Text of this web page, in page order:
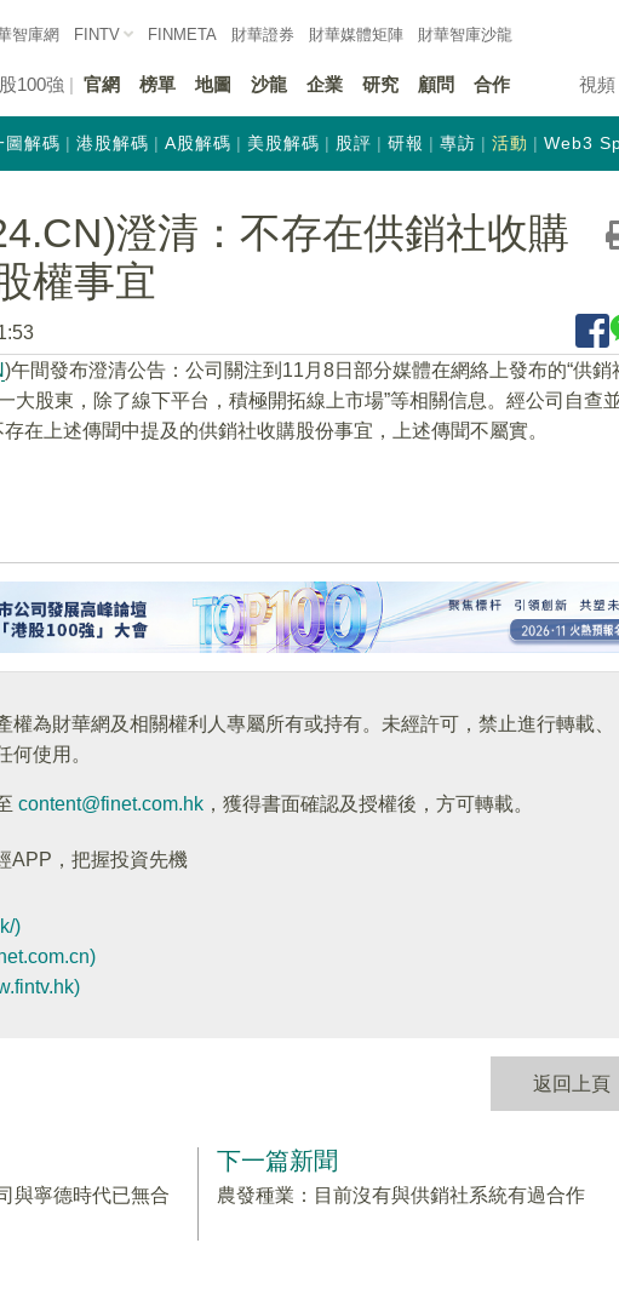
智庫網 FINTV FINMETA 財華證券 財華媒體矩陣 財華智庫沙龍
100強 官網 榜單 地圖 沙龍 企業 研究 顧問 合作 視頻
圖解碼 港股解碼 A股解碼 美股解碼 股評 研報 專訪 活動 Web3
澄清：不存在供銷社收購
權事宜
)午間發布澄清公告：公司關注到11月8日部分媒體在網絡上發布的“供銷
大股東，除了線下平台，積極開拓線上市場”等相關信息。經公司自查
在上述傳聞中提及的供銷社收購股份事宜，上述傳聞不屬實。
權為財華網及相關權利人專屬所有或持有。未經許可，禁止進行轉載、
何使用。
content@finet.com.hk ，獲得書面確認及授權後，方可轉載。
APP，把握投資先機
)
返回上頁
與寧德時代已無合
下一篇新聞
農發種業：目前沒有與供銷社系統有過合作